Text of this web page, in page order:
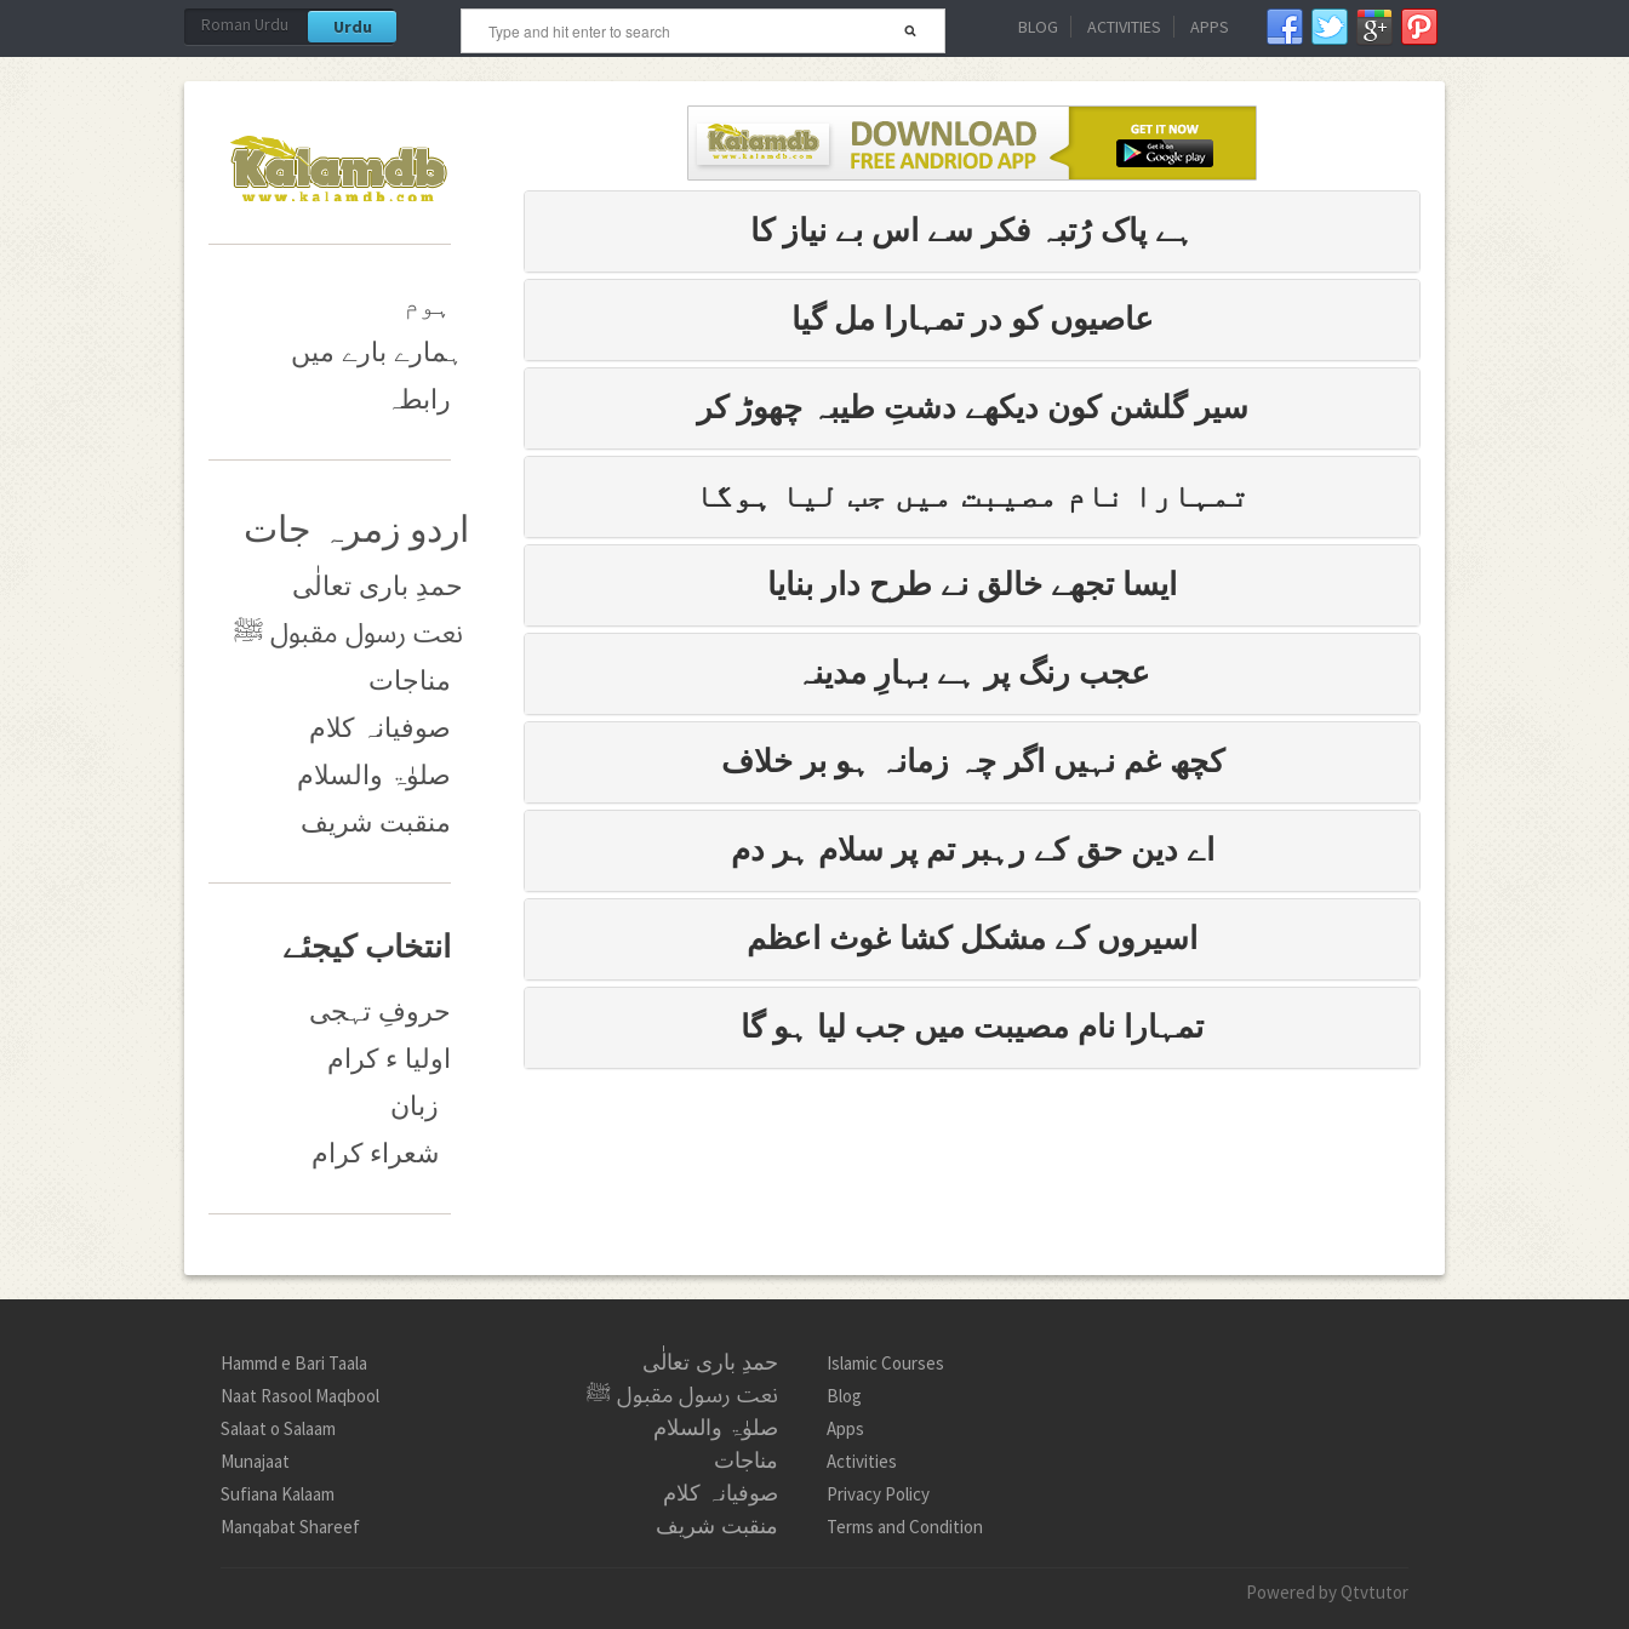
Roman Urdu Urdu BLOG ACTIVITIES APPS
ہوم
ہمارے بارے میں
رابطہ
اردو زمرہ جات
حمدِ باری تعالٰی
نعت رسول مقبول ﷺ
مناجات
صوفیانہ کلام
صلوٰۃ والسلام
منقبت شریف
انتخاب کیجئے
حروفِ تہجی
اولیا ء کرام
زبان
شعراء کرام
ہے پاک رُتبہ فکر سے اس بے نیاز کا
عاصیوں کو در تمہارا مل گیا
سیر گلشن کون دیکھے دشتِ طیبہ چھوڑ کر
تمہارا نام مصیبت میں جب لیا ہوگا
ایسا تجھے خالق نے طرح دار بنایا
عجب رنگ پر ہے بہارِ مدینہ
کچھ غم نہیں اگر چہ زمانہ ہو بر خلاف
اے دین حق کے رہبر تم پر سلام ہر دم
اسیروں کے مشکل کشا غوث اعظم
تمہارا نام مصیبت میں جب لیا ہو گا
Hammd e Bari Taala
Naat Rasool Maqbool
Salaat o Salaam
Munajaat
Sufiana Kalaam
Manqabat Shareef
حمدِ باری تعالٰی
نعت رسول مقبول ﷺ
صلوٰۃ والسلام
مناجات
صوفیانہ کلام
منقبت شریف
Islamic Courses
Blog
Apps
Activities
Privacy Policy
Terms and Condition
Powered by Qtvtutor